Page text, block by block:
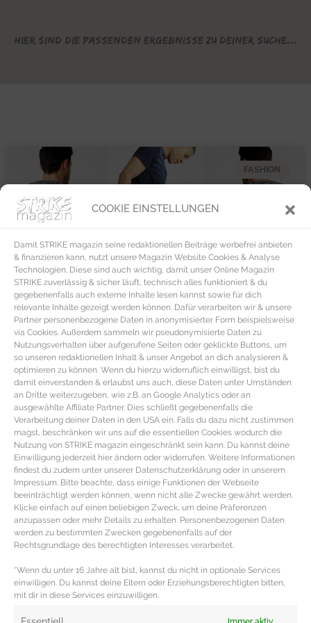
COOKIE EINSTELLUNGEN
Damit STRIKE magazin seine redaktionellen Beiträge werbefrei anbieten
& finanzieren kann, nutzt unsere Magazin Website Cookies & Analyse
Technologien. Diese sind auch wichtig, damit unser Online Magazin
STRIKE zuverlässig & sicher läuft, technisch alles funktioniert & du
gegebenenfalls auch externe Inhalte lesen kannst sowie für dich
relevante Inhalte gezeigt werden können. Dafür verarbeiten wir & unsere
Partner personenbezogene Daten in anonymisierter Form beispielsweise
via Cookies. Außerdem sammeln wir pseudonymisierte Daten zu
Nutzungsverhalten über aufgerufene Seiten oder geklickte Buttons, um
so unseren redaktionellen Inhalt & unser Angebot an dich analysieren &
optimieren zu können. Wenn du hierzu widerruflich einwilligst, bist du
damit einverstanden & erlaubst uns auch, diese Daten unter Umständen
an Dritte weiterzugeben, wie z.B. an Google Analytics oder an
ausgewählte Affiliate Partner. Dies schließt gegebenenfalls die
Verarbeitung deiner Daten in den USA ein. Falls du dazu nicht zustimmen
magst, beschränken wir uns auf die essentiellen Cookies wodurch die
Nutzung von STRIKE magazin eingeschränkt sein kann. Du kannst deine
Einwilligung jederzeit hier ändern oder widerrufen. Weitere Informationen
findest du zudem unter unserer Datenschutzerklärung oder in unserem
Impressum. Bitte beachte, dass einige Funktionen der Webseite
beeinträchtigt werden können, wenn nicht alle Zwecke gewährt werden.
Klicke einfach auf einen beliebigen Zweck, um deine Präferenzen
anzupassen oder mehr Details zu erhalten. Personenbezogenen Daten
werden zu bestimmten Zwecken gegebenenfalls auf der
Rechtsgrundlage des berechtigten Interesses verarbeitet.
*Wenn du unter 16 Jahre alt bist, kannst du nicht in optionale Services
einwilligen. Du kannst deine Eltern oder Erziehungsberechtigten bitten,
mit dir in diese Services einzuwilligen.
Hier sind die passenden Ergebnisse zu deiner Suche...
FASHION
FIT MIT STIL – Stylische Sport Looks
und Accessoires
Frühjahr ist die Motivation für Sport wieder groß und
macht mit